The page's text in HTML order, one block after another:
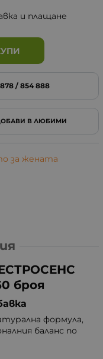
и плащане
/ 854 888
В ЛЮБИМИ
за жената
броя
формула,
баланс по